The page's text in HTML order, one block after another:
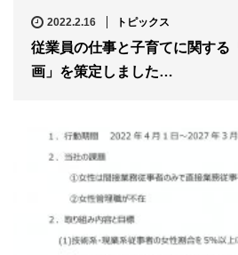
2022.2.16 トピックス
従業員の仕事と子育てに関する
画」を策定しました…